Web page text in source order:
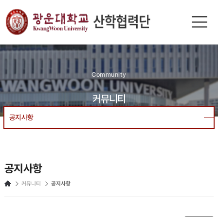
광운대
n-
Community
커뮤니티
공지사항
공지사항
커뮤니티 공지사항